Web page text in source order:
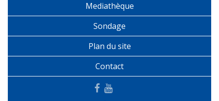
Mediathèque
Sondage
Plan du site
Contact